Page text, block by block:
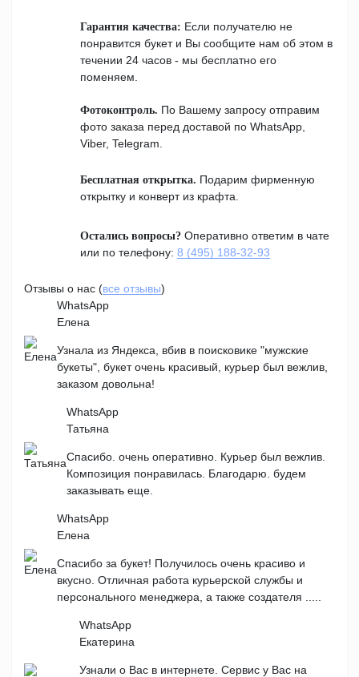
Гарантия качества: Если получателю не
понравится букет и Вы сообщите нам об этом в
течении 24 часов - мы бесплатно его
поменяем.
Фотоконтроль. По Вашему запросу отправим
фото заказа перед доставой по WhatsApp,
Viber, Telegram.
Бесплатная открытка. Подарим фирменную
открытку и конверт из крафта.
Остались вопросы? Оперативно ответим в чате
или по телефону: 8 (495) 188-32-93
Отзывы о нас (все отзывы)
WhatsApp
Елена
Узнала из Яндекса, вбив в поисковике "мужские
букеты", букет очень красивый, курьер был вежлив,
заказом довольна!
WhatsApp
Татьяна
Спасибо. очень оперативно. Курьер был вежлив.
Композиция понравилась. Благодарю. будем
заказывать еще.
WhatsApp
Елена
Спасибо за букет! Получилось очень красиво и
вкусно. Отличная работа курьерской службы и
персонального менеджера, а также создателя .....
WhatsApp
Екатерина
Узнали о Вас в интернете. Сервис у Вас на